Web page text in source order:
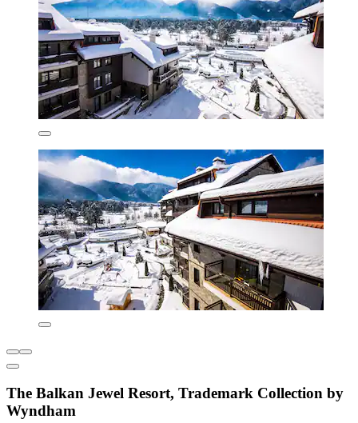
The Balkan Jewel Resort, Trademark Collection by
Wyndham